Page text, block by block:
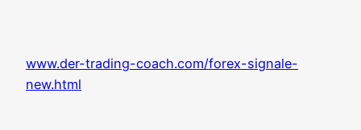
www.der-trading-coach.com/forex-signale-
new.html